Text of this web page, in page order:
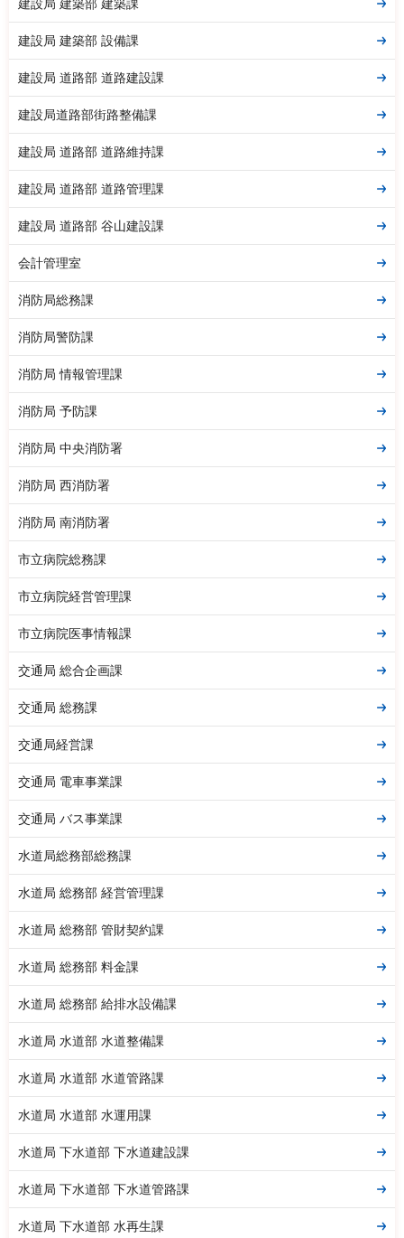
建設局 建築部 建築課
建設局 建築部 設備課
建設局 道路部 道路建設課
建設局道路部街路整備課
建設局 道路部 道路維持課
建設局 道路部 道路管理課
建設局 道路部 谷山建設課
会計管理室
消防局総務課
消防局警防課
消防局 情報管理課
消防局 予防課
消防局 中央消防署
消防局 西消防署
消防局 南消防署
市立病院総務課
市立病院経営管理課
市立病院医事情報課
交通局 総合企画課
交通局 総務課
交通局経営課
交通局 電車事業課
交通局 バス事業課
水道局総務部総務課
水道局 総務部 経営管理課
水道局 総務部 管財契約課
水道局 総務部 料金課
水道局 総務部 給排水設備課
水道局 水道部 水道整備課
水道局 水道部 水道管路課
水道局 水道部 水運用課
水道局 下水道部 下水道建設課
水道局 下水道部 下水道管路課
水道局 下水道部 水再生課